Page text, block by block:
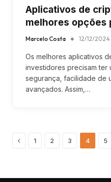
Aplicativos de
melhores opções
Marcelo Costa 12/12/2024
Os melhores aplicativos
investidores precisam ter
segurança, facilidade de
avançados. Assim,…
Previous
1 2 3 4 5